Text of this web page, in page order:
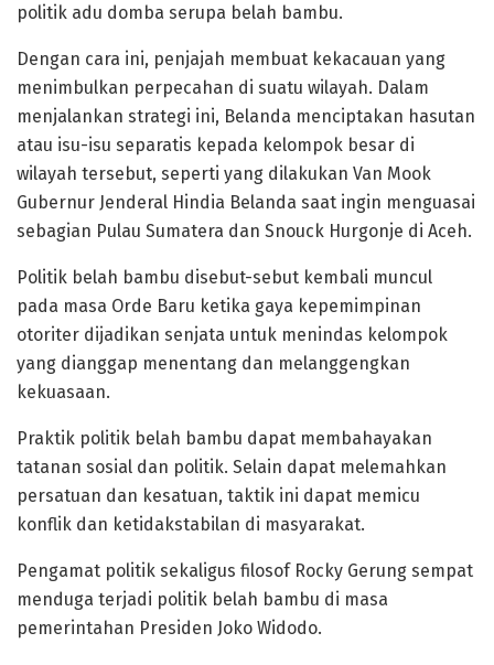
politik adu domba serupa belah bambu.
Dengan cara ini, penjajah membuat kekacauan yang
menimbulkan perpecahan di suatu wilayah. Dalam
menjalankan strategi ini, Belanda menciptakan hasutan
atau isu-isu separatis kepada kelompok besar di
wilayah tersebut, seperti yang dilakukan Van Mook
Gubernur Jenderal Hindia Belanda saat ingin menguasai
sebagian Pulau Sumatera dan Snouck Hurgonje di Aceh.
Politik belah bambu disebut-sebut kembali muncul
pada masa Orde Baru ketika gaya kepemimpinan
otoriter dijadikan senjata untuk menindas kelompok
yang dianggap menentang dan melanggengkan
kekuasaan.
Praktik politik belah bambu dapat membahayakan
tatanan sosial dan politik. Selain dapat melemahkan
persatuan dan kesatuan, taktik ini dapat memicu
konflik dan ketidakstabilan di masyarakat.
Pengamat politik sekaligus filosof Rocky Gerung sempat
menduga terjadi politik belah bambu di masa
pemerintahan Presiden Joko Widodo.